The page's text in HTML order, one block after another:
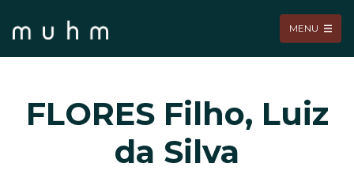
MENU
FLORES Filho, Luiz
da Silva